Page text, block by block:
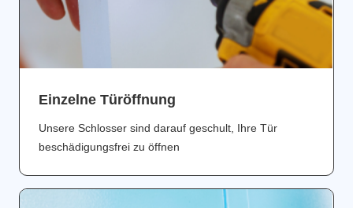
Einzelne Türöffnung
Unsere Schlosser sind darauf geschult, Ihre Tür
beschädigungsfrei zu öffnen